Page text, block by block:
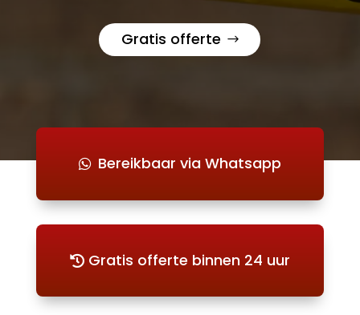
Gratis offerte
Bereikbaar via Whatsapp
Gratis offerte binnen 24 uur